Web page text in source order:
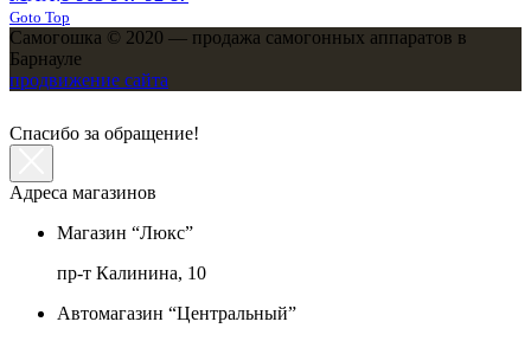
Goto Top
Самогошка © 2020 — продажа самогонных аппаратов в
Барнауле
продвижение сайта
Спасибо за обращение!
Адреса магазинов
Магазин “Люкс”
пр-т Калинина, 10
Автомагазин “Центральный”